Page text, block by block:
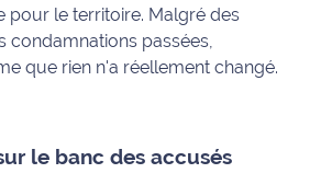
pour le territoire. Malgré des
condamnations passées,
que rien n'a réellement changé.
le banc des accusés